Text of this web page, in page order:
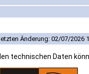
Änderung: 02/07/2026
technischen Daten